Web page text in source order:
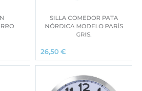
SILLA COMEDOR PATA
NÓRDICA MODELO PARÍS
GRIS.
26,50 €